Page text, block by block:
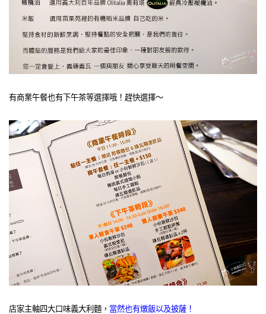
有商業午餐也有下午茶等選擇哦！趕快選擇～
店家主軸四大口味義大利麵， 當然也有燉飯以及披薩！